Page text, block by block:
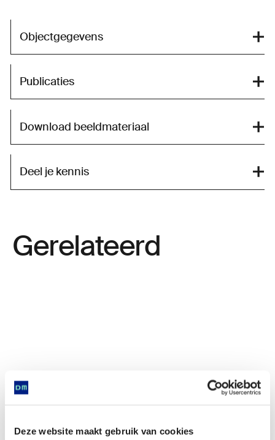
Deze website maakt gebruik van cookies
Objectgegevens
Publicaties
Download beeldmateriaal
Deel je kennis
Gerelateerd